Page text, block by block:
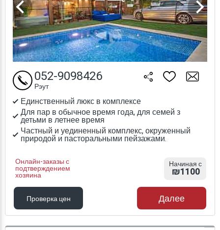
Единственный люкс в комплексе
Для пар в обычное время года, для семей з
детьми в летнее время
Частный и уединенный комплекс, окруженный
природой и пасторальными пейзажами.
Онлайн-заказы с
подтверждением
хозяина
052-9098426
Рэут
Начиная с
₪1100
Проверка цен
Проверка цен
Далее